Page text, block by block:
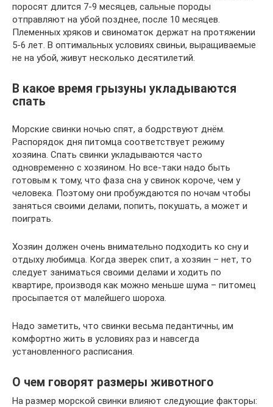
поросят длится 7-9 месяцев, сальные породы
отправляют на убой позднее, после 10 месяцев.
Племенных хряков и свиноматок держат на протяжении
5-6 лет. В оптимальных условиях свиньи, выращиваемые
не на убой, живут несколько десятилетий.
В какое время грызуны укладываются
спать
Морские свинки ночью спят, а бодрствуют днём.
Распорядок дня питомца соответствует режиму
хозяина. Спать свинки укладываются часто
одновременно с хозяином. Но все-таки надо быть
готовым к тому, что фаза сна у свинок короче, чем у
человека. Поэтому они пробуждаются по ночам чтобы
заняться своими делами, попить, покушать, а может и
поиграть.
Хозяин должен очень внимательно подходить ко сну и
отдыху любимца. Когда зверек спит, а хозяин – нет, то
следует заниматься своими делами и ходить по
квартире, производя как можно меньше шума – питомец
просыпается от малейшего шороха.
Надо заметить, что свинки весьма педантичны, им
комфортно жить в условиях раз и навсегда
установленного расписания.
О чем говорят размеры животного
На размер морской свинки влияют следующие факторы: